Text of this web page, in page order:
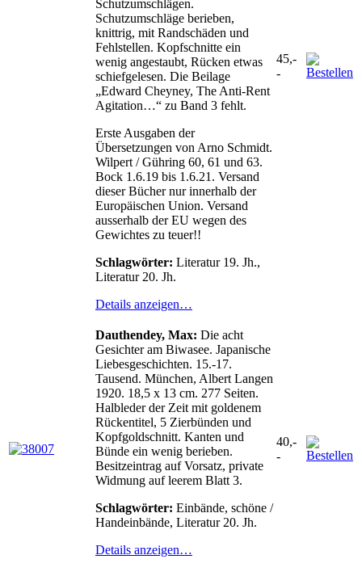
Schutzumschlägen.
Schutzumschläge berieben,
knittrig, mit Randschäden und
Fehlstellen. Kopfschnitte ein
wenig angestaubt, Rücken etwas
schiefgelesen. Die Beilage
„Edward Cheyney, The Anti-Rent
Agitation…“ zu Band 3 fehlt.
Erste Ausgaben der
Übersetzungen von Arno Schmidt.
Wilpert / Gühring 60, 61 und 63.
Bock 1.6.19 bis 1.6.21. Versand
dieser Bücher nur innerhalb der
Europäischen Union. Versand
ausserhalb der EU wegen des
Gewichtes zu teuer!!
Schlagwörter: Literatur 19. Jh.,
Literatur 20. Jh.
Details anzeigen…
45,-
-
Dauthendey, Max: Die acht
Gesichter am Biwasee. Japanische
Liebesgeschichten. 15.-17.
Tausend. München, Albert Langen
1920. 18,5 x 13 cm. 277 Seiten.
Halbleder der Zeit mit goldenem
Rückentitel, 5 Zierbünden und
Kopfgoldschnitt. Kanten und
Bünde ein wenig berieben.
Besitzeintrag auf Vorsatz, private
Widmung auf leerem Blatt 3.
Schlagwörter: Einbände, schöne /
Handeinbände, Literatur 20. Jh.
Details anzeigen…
40,-
-